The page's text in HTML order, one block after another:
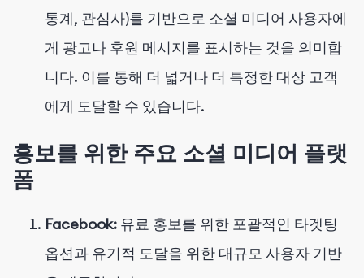
통계, 관심사)를 기반으로 소셜 미디어 사용자에
게 광고나 후원 메시지를 표시하는 것을 의미합
니다. 이를 통해 더 넓거나 더 특정한 대상 고객
에게 도달할 수 있습니다.
홍보를 위한 주요 소셜 미디어 플랫
폼
Facebook: 유료 홍보를 위한 포괄적인 타겟팅
옵션과 유기적 도달을 위한 대규모 사용자 기반